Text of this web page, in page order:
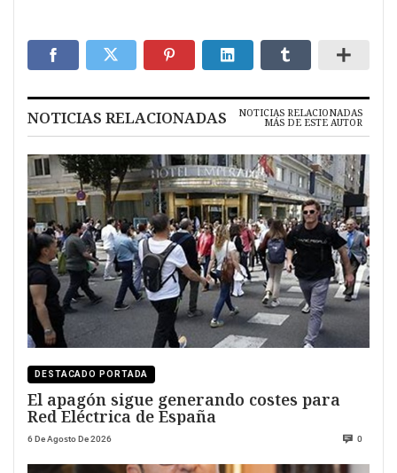
NOTICIAS RELACIONADAS NOTICIAS RELACIONADAS
MÁS DE ESTE AUTOR
DESTACADO PORTADA
El apagón sigue generando costes para
Red Eléctrica de España
6 De Agosto De 2026 0